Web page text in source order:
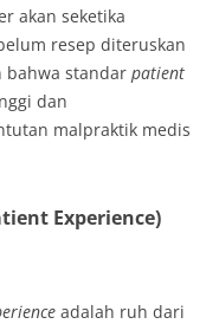
akan seketika
resep diteruskan
bahwa standar patient
dan
malpraktik medis
Experience)
adalah ruh dari